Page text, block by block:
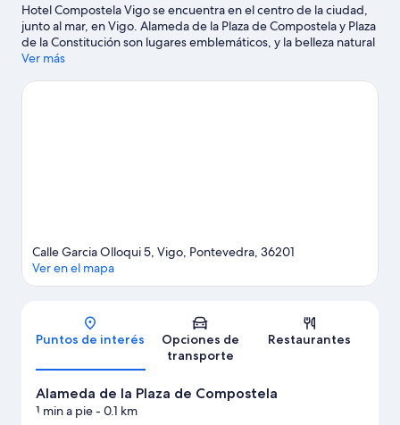
Hotel Compostela Vigo se encuentra en el centro de la ciudad,
junto al mar, en Vigo. Alameda de la Plaza de Compostela y Plaza
de la Constitución son lugares emblemáticos, y la belleza natural
del área puede apreciarse en Parque de Castro y Parque
aquí? Échale un vistazo al calendario de actividades de Estadio
Ver más
Mapa
Calle Garcia Olloqui 5, Vigo, Pontevedra, 36201
Ver en el mapa
Puntos de interés
Opciones de
transporte
Restaurantes
Alameda de la Plaza de Compostela
1 min a pie- 0.1 km